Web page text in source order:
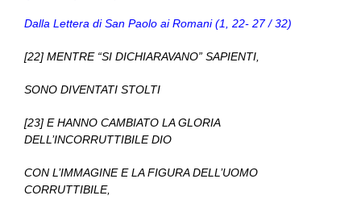
Dalla Lettera di San Paolo ai Romani (1, 22- 27 / 32)
[22] MENTRE “SI DICHIARAVANO” SAPIENTI,
SONO DIVENTATI STOLTI
[23] E HANNO CAMBIATO LA GLORIA
DELL’INCORRUTTIBILE DIO
CON L’IMMAGINE E LA FIGURA DELL’UOMO
CORRUTTIBILE,